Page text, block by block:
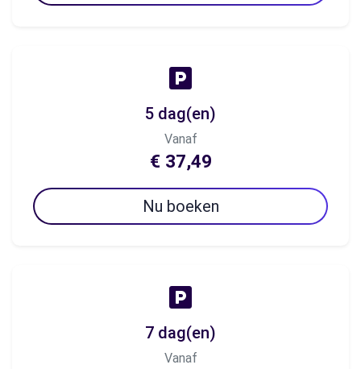
5 dag(en)
Vanaf
€ 37,49
Nu boeken
7 dag(en)
Vanaf